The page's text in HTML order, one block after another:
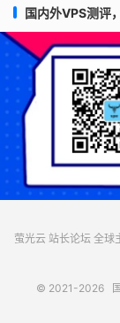
国内外VPS测评
萤光云 站长论坛 全球
© 2021-2026